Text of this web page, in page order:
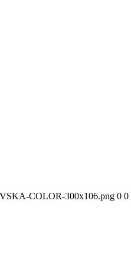
COLOR-300x106.png 0 0